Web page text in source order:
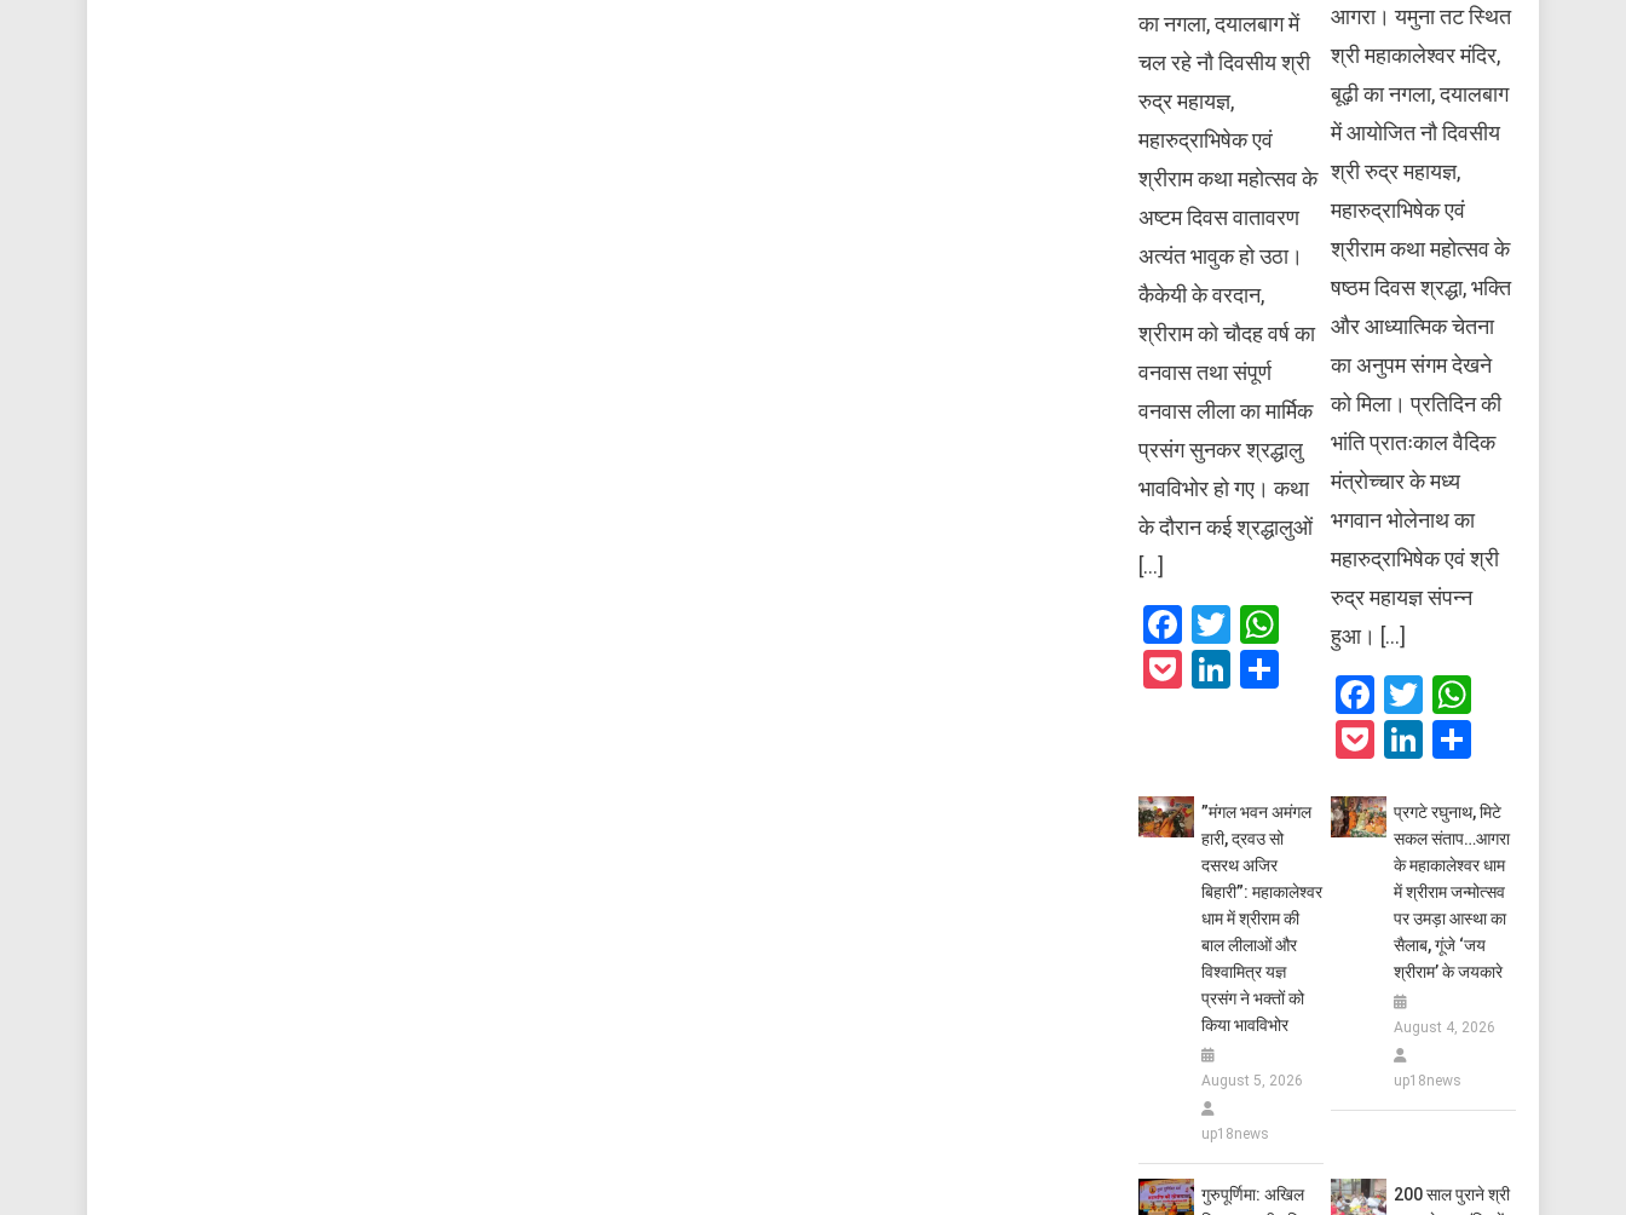
का नगला, दयालबाग में
चल रहे नौ दिवसीय श्री
रुद्र महायज्ञ,
महारुद्राभिषेक एवं
श्रीराम कथा महोत्सव के
अष्टम दिवस वातावरण
अत्यंत भावुक हो उठा।
कैकेयी के वरदान,
श्रीराम को चौदह वर्ष का
वनवास तथा संपूर्ण
वनवास लीला का मार्मिक
प्रसंग सुनकर श्रद्धालु
भावविभोर हो गए। कथा
के दौरान कई श्रद्धालुओं
[…]
Facebook
TwitterWhatsApp
PocketLinkedIn
Share
आगरा। यमुना तट स्थित
श्री महाकालेश्वर मंदिर,
बूढ़ी का नगला, दयालबाग
में आयोजित नौ दिवसीय
श्री रुद्र महायज्ञ,
महारुद्राभिषेक एवं
श्रीराम कथा महोत्सव के
षष्ठम दिवस श्रद्धा, भक्ति
और आध्यात्मिक चेतना
का अनुपम संगम देखने
को मिला। प्रतिदिन की
भांति प्रातःकाल वैदिक
मंत्रोच्चार के मध्य
भगवान भोलेनाथ का
महारुद्राभिषेक एवं श्री
रुद्र महायज्ञ संपन्न
हुआ। […]
Facebook
Twitter
PocketLinkedIn
​”मंगल भवन अमंगल
हारी, द्रवउ सो
दसरथ अजिर
बिहारी”: महाकालेश्वर
धाम में श्रीराम की
बाल लीलाओं और
विश्वामित्र यज्ञ
प्रसंग ने भक्तों को
किया भावविभोर
August 5, 2026
up18news
प्रगटे रघुनाथ, मिटे
सकल संताप…आगरा
के महाकालेश्वर धाम
में श्रीराम जन्मोत्सव
पर उमड़ा आस्था का
सैलाब, गूंजे ‘जय
श्रीराम’ के जयकारे
August 4, 2026
up18news
गुरुपूर्णिमा: अखिल
200 साल पुराने श्री